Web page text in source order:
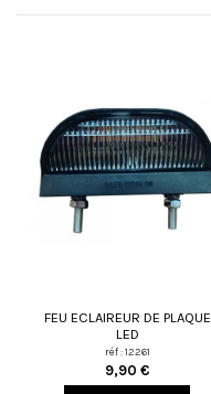
FEU ECLAIREUR DE PLAQUE
LED
réf : 12261
9,90 €